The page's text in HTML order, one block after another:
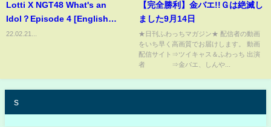
Lotti X NGT48 What's an
Idol？Episode 4 [English
Subtitles]
22.02.21...
【完全勝利】金バエ!!Ｇは絶滅し
ました9月14日
★日刊ふわっちマガジン★ 配信者の動画
をいち早く高画質でお届けします。 動画
配信サイト⇒ツイキャス＆ふわっち 出演
者 ⇒金バエ、しんや...
s